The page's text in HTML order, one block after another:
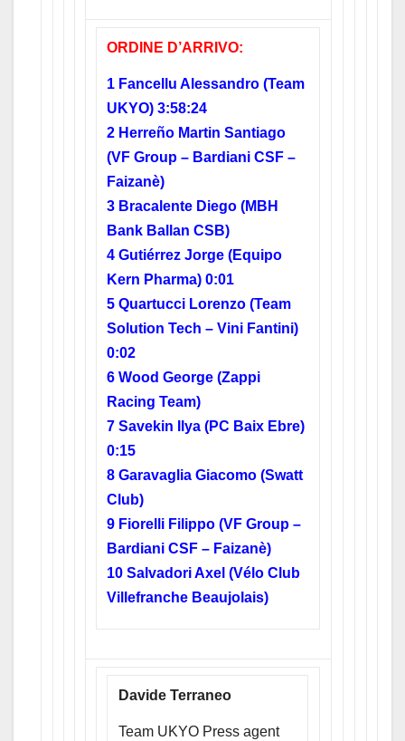
ORDINE D’ARRIVO:
1 Fancellu Alessandro (Team
UKYO) 3:58:24
2 Herreño Martin Santiago
(VF Group – Bardiani CSF –
Faizanè)
3 Bracalente Diego (MBH
Bank Ballan CSB)
4 Gutiérrez Jorge (Equipo
Kern Pharma) 0:01
5 Quartucci Lorenzo (Team
Solution Tech – Vini Fantini)
0:02
6 Wood George (Zappi
Racing Team)
7 Savekin Ilya (PC Baix Ebre)
0:15
8 Garavaglia Giacomo (Swatt
Club)
9 Fiorelli Filippo (VF Group –
Bardiani CSF – Faizanè)
10 Salvadori Axel (Vélo Club
Villefranche Beaujolais)
Davide Terraneo
Team UKYO Press agent